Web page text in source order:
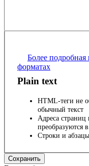
Более
форматах
Plain text
HTML-теги не
обычный текст
Адреса страниц
преобразуются
Строки и абзацы